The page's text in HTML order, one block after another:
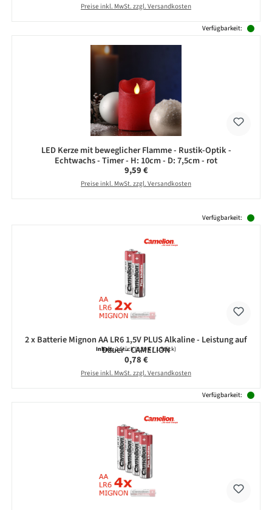
Preise inkl. MwSt. zzgl. Versandkosten
Verfügbarkeit:
LED Kerze mit beweglicher Flamme - Rustik-Optik -
Echtwachs - Timer - H: 10cm - D: 7,5cm - rot
Regulärer Preis:
9,59 €
Preise inkl. MwSt. zzgl. Versandkosten
Verfügbarkeit:
2 x Batterie Mignon AA LR6 1,5V PLUS Alkaline - Leistung auf
Dauer - CAMELION
Inhalt:2 Stück(0,39 € / 1 Stück)
Regulärer Preis:
0,78 €
Preise inkl. MwSt. zzgl. Versandkosten
Verfügbarkeit: